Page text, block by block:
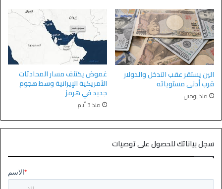
الين يستقر عقب التدخل والدولار
قرب أدنى مستوياته
منذ يومين
غموض يكتنف مسار المحادثات
الأمريكية الإيرانية وسط هجوم
جديد في هرمز
منذ 3 أيام
سجل بياناتك للحصول على توصيات